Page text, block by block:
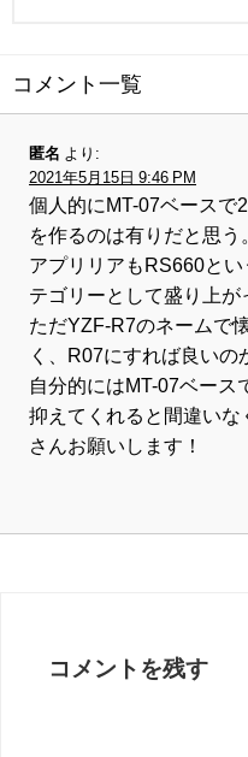
コメント一覧
匿名 より:
2021年5月15日 9:46 PM
個人的にMT-07ベースで
を作るのは有りだと思う
アプリリアもRS660と
テゴリーとして盛り上が
ただYZF-R7のネームで
く、R07にすれば良いの
自分的にはMT-07ベース
抑えてくれると間違い
さんお願いします！
コメントを残す